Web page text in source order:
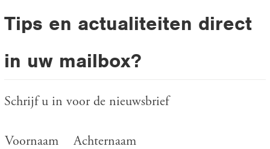
Tips en actualiteiten direct
in uw mailbox?
Schrijf u in voor de nieuwsbrief